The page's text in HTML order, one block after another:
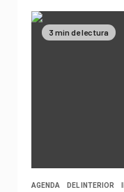
3 min de lectura
AGENDA DEL INTERIOR